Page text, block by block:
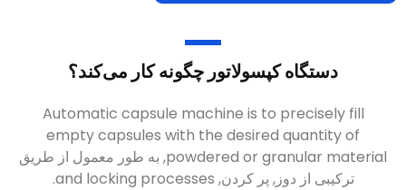
دستگاه کپسولاتور چگونه کار می‌کند؟
Automatic capsule machine is to precisely fill
empty capsules with the desired quantity of
powdered or granular material, به طور معمول از طریق
ترکیبی از دوز, پر کردن, and locking processes
.